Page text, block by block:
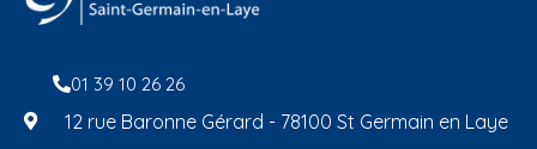
01 39 10 26 26
12 rue Baronne Gérard - 78100 St Germain en Laye